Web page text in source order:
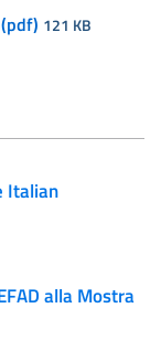
121 KB
Italian
alla Mostra